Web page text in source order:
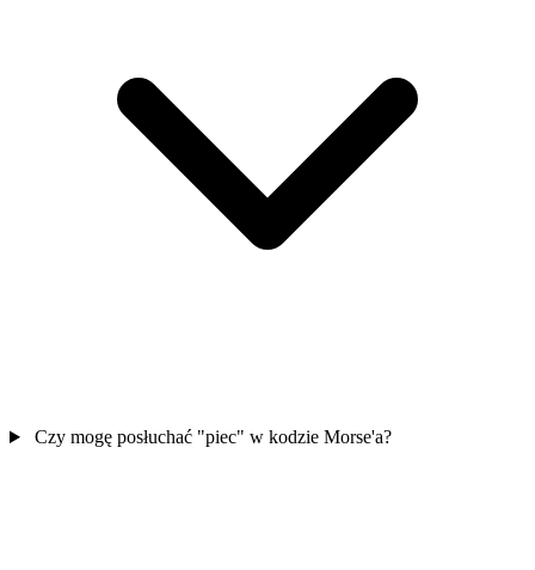
Czy mogę posłuchać "piec" w kodzie Morse'a?